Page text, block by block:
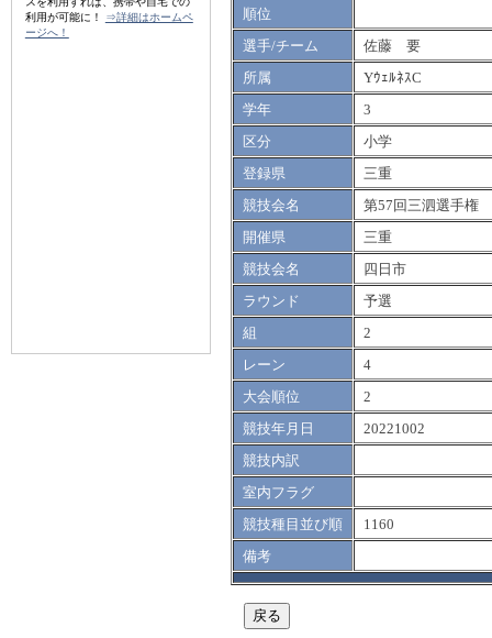
利用が可能に！
⇒詳細はホームペ
ージへ！
順位
選手/チーム
佐藤 要
所属
YｳｪﾙﾈｽC
学年
3
区分
小学
登録県
三重
競技会名
第57回三泗選手権
開催県
三重
競技会名
四日市
ラウンド
予選
組
2
レーン
4
大会順位
2
競技年月日
20221002
競技内訳
室内フラグ
競技種目並び順
1160
備考